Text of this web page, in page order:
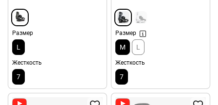
Размер
L
Жесткость
7
Размер
M L
Жесткость
7